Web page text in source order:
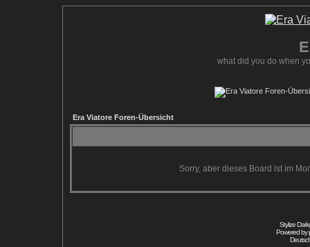
what did you do when
Era Viatore Foren-Übersicht
Sorry, aber dieses Board ist im
Stylize
Powered by